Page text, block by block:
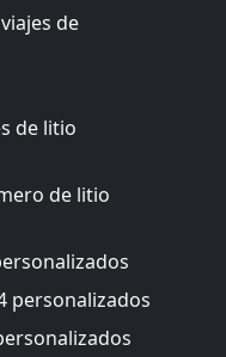
de
de litio
de litio
personalizados